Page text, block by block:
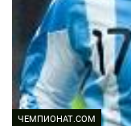
ЧЕМПИОНАТ.COM